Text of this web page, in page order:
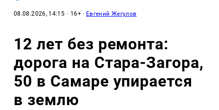
08.08.2026, 14:15 · 16+ · Евгений Жегулов
12 лет без ремонта:
дорога на Стара-Загора,
50 в Самаре упирается
в землю